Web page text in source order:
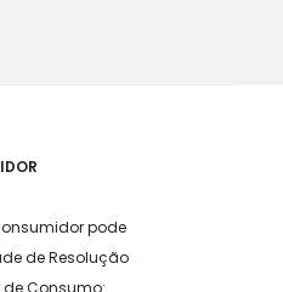
pode
de Resolução